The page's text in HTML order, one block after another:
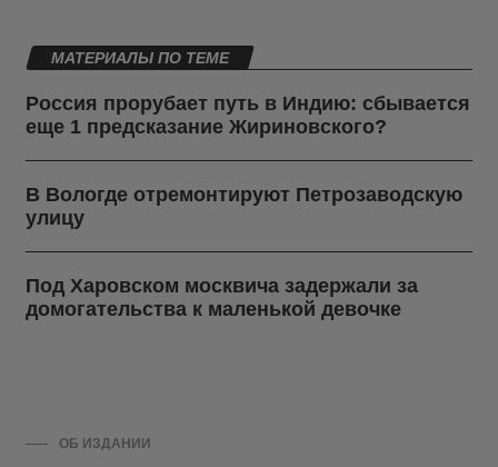
МАТЕРИАЛЫ ПО ТЕМЕ
Россия прорубает путь в Индию: сбывается
еще 1 предсказание Жириновского?
В Вологде отремонтируют Петрозаводскую
улицу
Под Харовском москвича задержали за
домогательства к маленькой девочке
ОБ ИЗДАНИИ